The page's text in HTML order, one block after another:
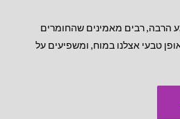
הרבה, רבים מאמינים שהחומרים
טבעי אצלנו במוח, ומשפיעים על